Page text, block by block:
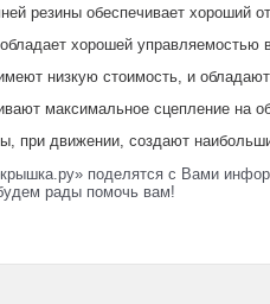
резины обеспечивает хороший
хорошей
низкую стоимость, и
максимальное сцепление на
при движении, создают
поделятся с Вами
рады помочь вам!